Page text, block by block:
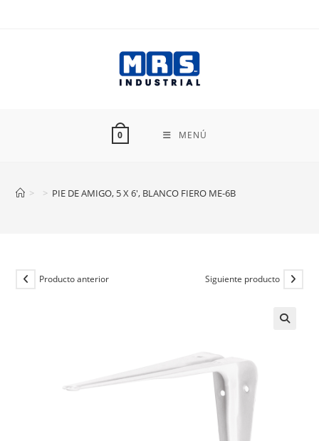
0 MENÚ
> > PIE DE AMIGO, 5 X 6′, BLANCO FIERO ME-6B
Producto anterior Siguiente producto